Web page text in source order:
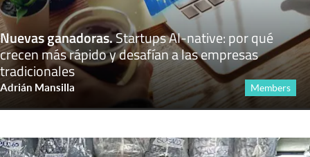
Nuevas ganadoras.Startups AI-native: por qué
crecen más rápido y desafían a las empresas
tradicionales
Adrián Mansilla Members